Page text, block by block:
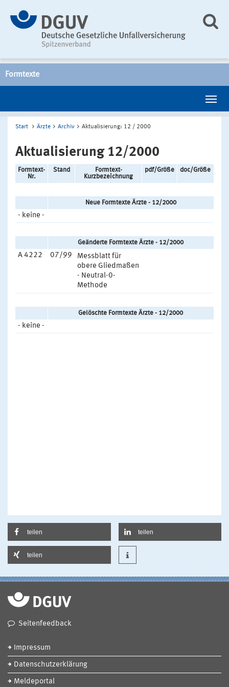
Formtexte
Start Ärzte Archiv Aktualisierung: 12 / 2000
Aktualisierung 12/2000
Formtext-
Nr.
Stand
Formtext-
Kurzbezeichnung
pdf/Größe doc/Größe
Neue Formtexte Ärzte - 12/2000
- keine -
Geänderte Formtexte Ärzte - 12/2000
A 4222 07/99
Messblatt für
obere Gliedmaßen
- Neutral-0-
Methode
Gelöschte Formtexte Ärzte - 12/2000
- keine -
teilen teilen
teilen
Seitenfeedback
Impressum
Datenschutzerklärung
Meldeportal